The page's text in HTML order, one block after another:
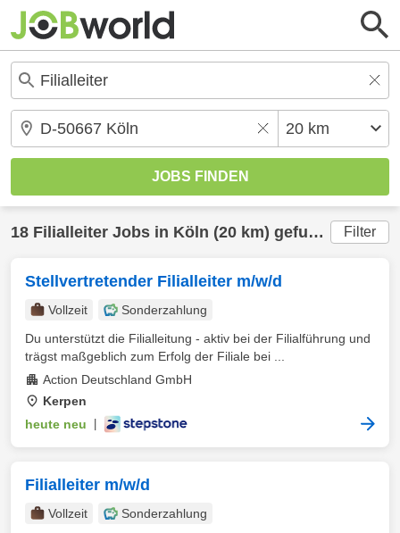
18 Filialleiter Jobs in Köln (20 km) gefunden Filter
Stellvertretender Filialleiter m/w/d
Vollzeit
Sonderzahlung
Du unterstützt die Filialleitung - aktiv bei der Filialführung und
trägst maßgeblich zum Erfolg der Filiale bei ...
Action Deutschland GmbH
Kerpen
heute neu
Filialleiter m/w/d
Vollzeit
Sonderzahlung